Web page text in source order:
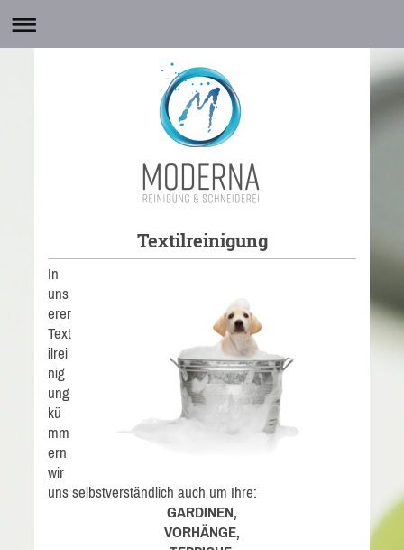
Textilreinigung
In
uns
erer
Text
ilrei
nig
ung
kü
mm
ern
wir
uns selbstverständlich auch um Ihre:
GARDINEN,
VORHÄNGE,